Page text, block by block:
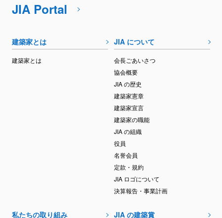
JIA Portal
建築家とは
建築家とは
JIA について
会長ごあいさつ
協会概要
JIA の歴史
建築家憲章
建築家宣言
建築家の職能
JIA の組織
役員
名誉会員
定款・規約
JIA ロゴについて
決算報告・事業計画
私たちの取り組み JIA の建築賞